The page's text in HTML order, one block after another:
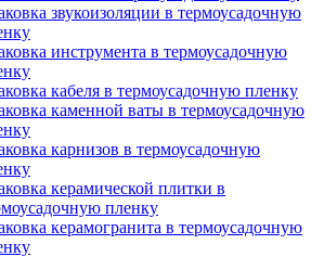
звукоизоляции в термоусадочную
инструмента в термоусадочную
кабеля в термоусадочную пленку
каменной ваты в термоусадочную
карнизов в термоусадочную
керамической плитки в
пленку
керамогранита в термоусадочную